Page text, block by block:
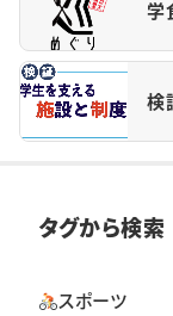
学
検
タグから検索
スポーツ